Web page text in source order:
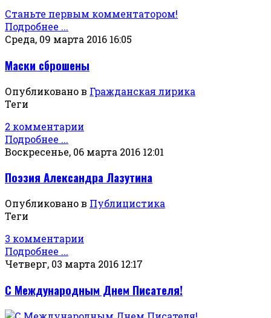
Станьте первым комментатором!
Подробнее ...
Среда, 09 марта 2016 16:05
Маски сброшены
Опубликовано в Гражданская лирика
Теги
2 комментарии
Подробнее ...
Воскресенье, 06 марта 2016 12:01
Поэзия Александра Лазутина
Опубликовано в Публицистика
Теги
3 комментарии
Подробнее ...
Четверг, 03 марта 2016 12:17
С Международным Днем Писателя!